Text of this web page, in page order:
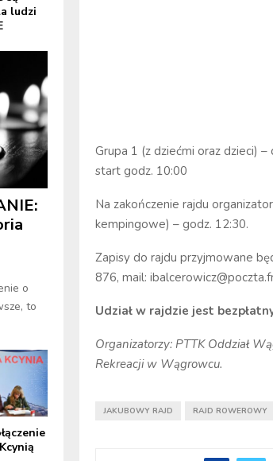
Grupa 1 (z dziećmi oraz dzieci)
start godz. 10:00
Na zakończenie rajdu
kempingowe) – godz. 12:30.
Zapisy do rajdu przyjmowane
876, mail:
Udział w rajdzie jest
Organizatorzy: PTTK Oddział
Rekreacji w Wągrowcu.
JAKUBOWY RAJD RAJD ROWEROWY
ludzi
o
to